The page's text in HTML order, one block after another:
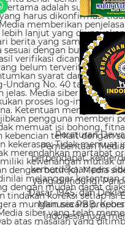
Peraturan
Pemberitaan
berpendapat,
kemerdekaan pers
yang dilindungi
Dasar 1945, dan
Manusia PBB.
Indonesia juga